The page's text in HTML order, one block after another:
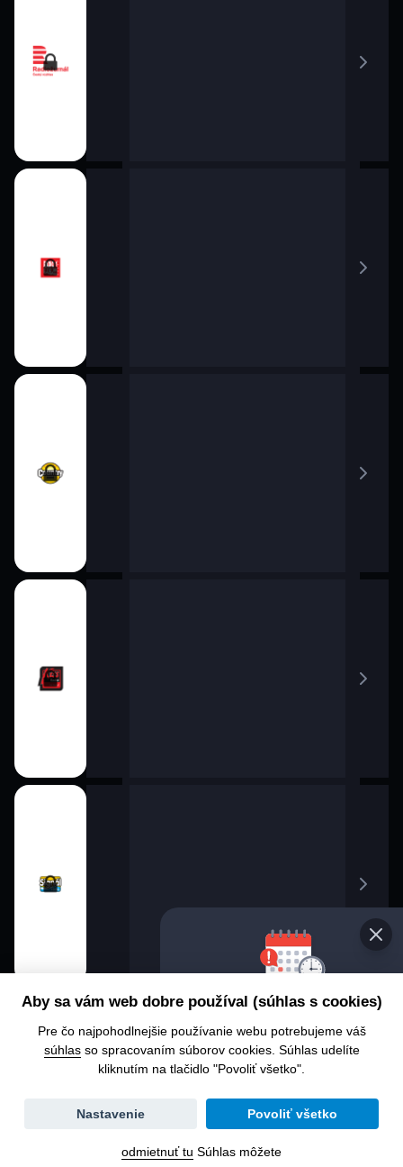
Zmena
dátumu
Aby sa vám web dobre používal (súhlas s cookies)
Pre čo najpohodlnejšie používanie webu potrebujeme váš
súhlasso spracovaním súborov cookies. Súhlas udelíte
kliknutím na tlačidlo "Povoliť všetko".
Povoliť všetko
Nastavenie
odmietnuť tu Súhlas môžete